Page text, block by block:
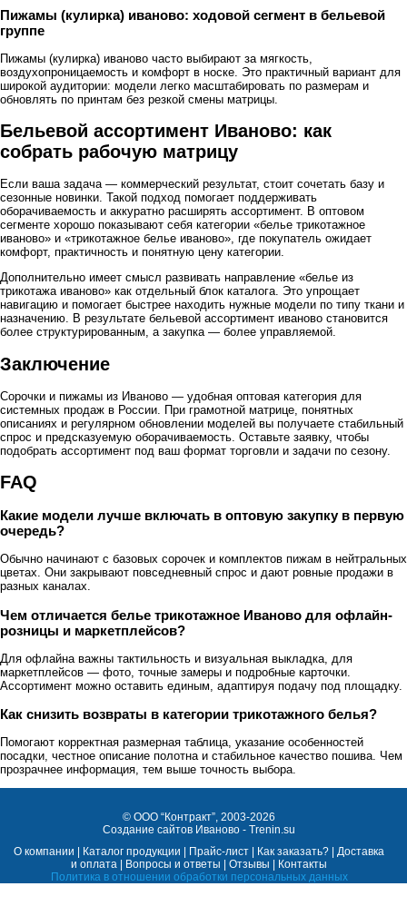
Пижамы (кулирка) иваново: ходовой сегмент в бельевой
группе
Пижамы (кулирка) иваново часто выбирают за мягкость,
воздухопроницаемость и комфорт в носке. Это практичный вариант для
широкой аудитории: модели легко масштабировать по размерам и
обновлять по принтам без резкой смены матрицы.
Бельевой ассортимент Иваново: как
собрать рабочую матрицу
Если ваша задача — коммерческий результат, стоит сочетать базу и
сезонные новинки. Такой подход помогает поддерживать
оборачиваемость и аккуратно расширять ассортимент. В оптовом
сегменте хорошо показывают себя категории «белье трикотажное
иваново» и «трикотажное белье иваново», где покупатель ожидает
комфорт, практичность и понятную цену категории.
Дополнительно имеет смысл развивать направление «белье из
трикотажа иваново» как отдельный блок каталога. Это упрощает
навигацию и помогает быстрее находить нужные модели по типу ткани и
назначению. В результате бельевой ассортимент иваново становится
более структурированным, а закупка — более управляемой.
Заключение
Сорочки и пижамы из Иваново — удобная оптовая категория для
системных продаж в России. При грамотной матрице, понятных
описаниях и регулярном обновлении моделей вы получаете стабильный
спрос и предсказуемую оборачиваемость. Оставьте заявку, чтобы
подобрать ассортимент под ваш формат торговли и задачи по сезону.
FAQ
Какие модели лучше включать в оптовую закупку в первую
очередь?
Обычно начинают с базовых сорочек и комплектов пижам в нейтральных
цветах. Они закрывают повседневный спрос и дают ровные продажи в
разных каналах.
Чем отличается белье трикотажное Иваново для офлайн-
розницы и маркетплейсов?
Для офлайна важны тактильность и визуальная выкладка, для
маркетплейсов — фото, точные замеры и подробные карточки.
Ассортимент можно оставить единым, адаптируя подачу под площадку.
Как снизить возвраты в категории трикотажного белья?
Помогают корректная размерная таблица, указание особенностей
посадки, честное описание полотна и стабильное качество пошива. Чем
прозрачнее информация, тем выше точность выбора.
© ООО “Контракт”, 2003-2026
Cоздание сайтов Иваново - Trenin.su
О компании
Каталог продукции Прайс-лист Как заказать?
Доставка
и оплата
Вопросы и ответы Отзывы
Контакты
Политика в отношении обработки персональных данных